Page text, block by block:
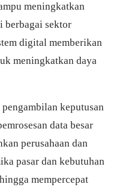
meningkatkan
berbagai sektor
digital memberikan
meningkatkan daya
keputusan
data besar
perusahaan dan
pasar dan kebutuhan
mempercepat